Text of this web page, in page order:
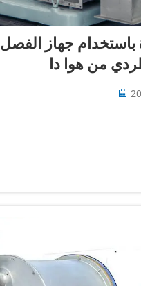
باستخدام جهاز الفصل
من هوا دا